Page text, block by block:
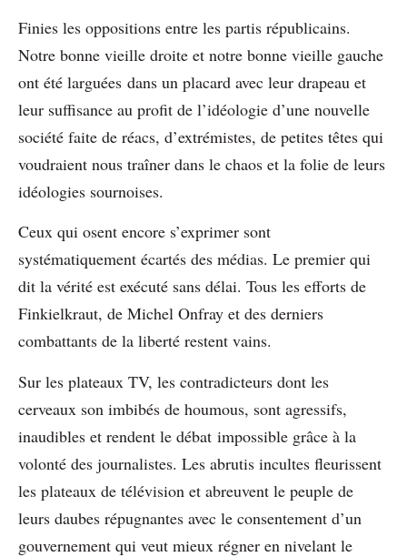
Finies les oppositions entre les partis républicains.
Notre bonne vieille droite et notre bonne vieille gauche
ont été larguées dans un placard avec leur drapeau et
leur suffisance au profit de l’idéologie d’une nouvelle
société faite de réacs, d’extrémistes, de petites têtes qui
voudraient nous traîner dans le chaos et la folie de leurs
idéologies sournoises.
Ceux qui osent encore s’exprimer sont
systématiquement écartés des médias. Le premier qui
dit la vérité est exécuté sans délai. Tous les efforts de
Finkielkraut, de Michel Onfray et des derniers
combattants de la liberté restent vains.
Sur les plateaux TV, les contradicteurs dont les
cerveaux son imbibés de houmous, sont agressifs,
inaudibles et rendent le débat impossible grâce à la
volonté des journalistes. Les abrutis incultes fleurissent
les plateaux de télévision et abreuvent le peuple de
leurs daubes répugnantes avec le consentement d’un
gouvernement qui veut mieux régner en nivelant le